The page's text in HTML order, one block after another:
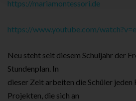
https://mariamontessori.de
https://www.youtube.com/
Neu steht seit diesem Schuljahr der
Stundenplan. In
dieser Zeit arbeiten die Schüler jeden
Projekten, die sich an